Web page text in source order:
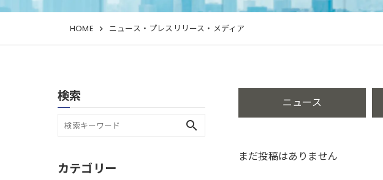
HOME ニュース・プレスリリース・メディア
ニュース
まだ投稿はありません
検索
search
カテゴリー